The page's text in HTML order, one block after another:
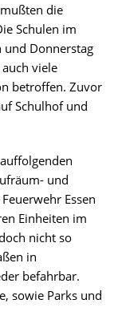
die
Schulen im
und Donnerstag
viele
betroffen. Zuvor
Schulhof und
und
Essen
Einheiten im
nicht so
in
befahrbar.
sowie Parks und